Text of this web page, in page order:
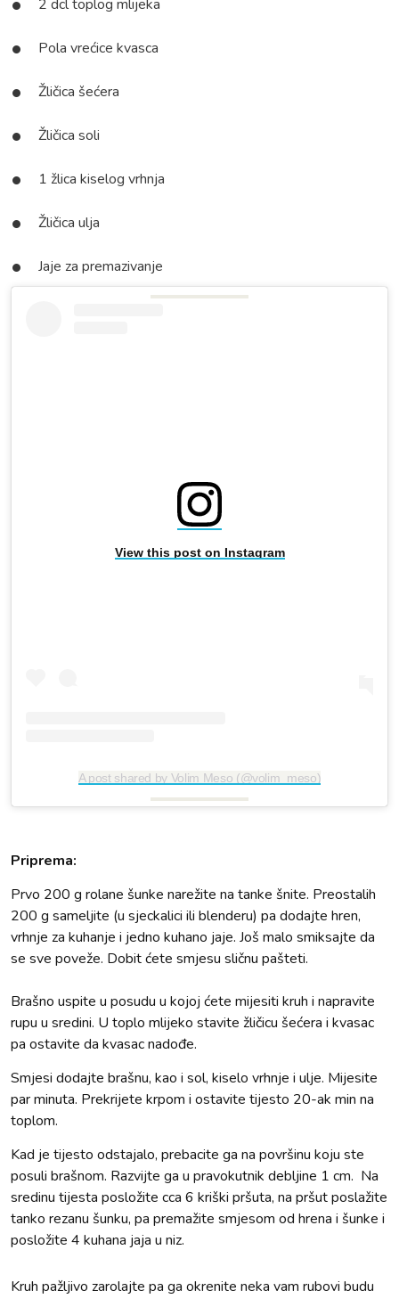
2 dcl toplog mlijeka
Pola vrećice kvasca
Žličica šećera
Žličica soli
1 žlica kiselog vrhnja
Žličica ulja
Jaje za premazivanje
View this post on Instagram
A post shared by Volim Meso (@volim_meso)
Priprema:
Prvo 200 g rolane šunke narežite na tanke šnite. Preostalih
200 g sameljite (u sjeckalici ili blenderu) pa dodajte hren,
vrhnje za kuhanje i jedno kuhano jaje. Još malo smiksajte da
se sve poveže. Dobit ćete smjesu sličnu pašteti.
Brašno uspite u posudu u kojoj ćete mijesiti kruh i napravite
rupu u sredini. U toplo mlijeko stavite žličicu šećera i kvasac
pa ostavite da kvasac nadođe.
Smjesi dodajte brašnu, kao i sol, kiselo vrhnje i ulje. Mijesite
par minuta. Prekrijete krpom i ostavite tijesto 20-ak min na
toplom.
Kad je tijesto odstajalo, prebacite ga na površinu koju ste
posuli brašnom. Razvijte ga u pravokutnik debljine 1 cm. Na
sredinu tijesta posložite cca 6 kriški pršuta, na pršut poslažite
tanko rezanu šunku, pa premažite smjesom od hrena i šunke i
posložite 4 kuhana jaja u niz.
Kruh pažljivo zarolajte pa ga okrenite neka vam rubovi budu